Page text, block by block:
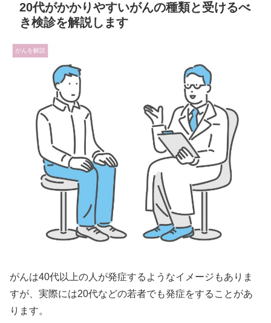
20代がかかりやすいがんの種類と受けるべ
き検診を解説します
がんを解説
がんは40代以上の人が発症するようなイメージもありま
すが、実際には20代などの若者でも発症をすることがあ
ります。